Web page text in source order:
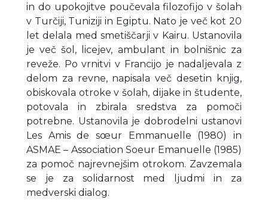
in do upokojitve poučevala filozofijo v šolah
v Turčiji, Tuniziji in Egiptu. Nato je več kot 20
let delala med smetiščarji v Kairu. Ustanovila
je več šol, licejev, ambulant in bolnišnic za
reveže. Po vrnitvi v Francijo je nadaljevala z
delom za revne, napisala več desetin knjig,
obiskovala otroke v šolah, dijake in študente,
potovala in zbirala sredstva za pomoči
potrebne. Ustanovila je dobrodelni ustanovi
Les Amis de sœur Emmanuelle (1980) in
ASMAE – Association Soeur Emanuelle (1985)
za pomoč najrevnejšim otrokom. Zavzemala
se je za solidarnost med ljudmi in za
medverski dialog.